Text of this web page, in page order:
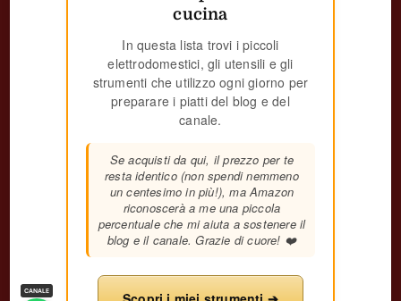
cucina
In questa lista trovi i piccoli
elettrodomestici, gli utensili e gli
strumenti che utilizzo ogni giorno per
preparare i piatti del blog e del
canale.
Se acquisti da qui, il prezzo per te
resta identico (non spendi nemmeno
un centesimo in più!), ma Amazon
riconoscerà a me una piccola
percentuale che mi aiuta a sostenere il
blog e il canale. Grazie di cuore! ❤️